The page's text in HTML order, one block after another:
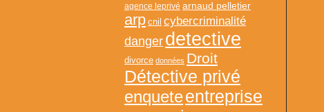
agence leprivé arnaud pelletier
arp cnil cybercriminalité
danger detective
divorce données Droit
Détective privé
enqueteentreprise